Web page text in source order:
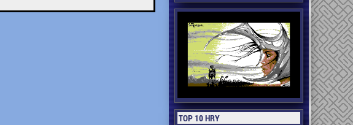
TOP 10 HRY